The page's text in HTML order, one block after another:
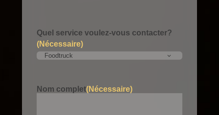
Quel service voulez-vous contacter?
(Nécessaire)
Nom complet(Nécessaire)